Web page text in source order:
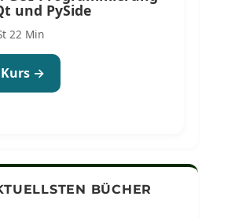
und PySide
22 Min
→
BÜCHER